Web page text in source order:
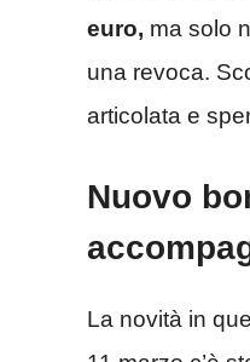
euro, ma solo
una revoca.
articolata e
Nuovo
La novità in